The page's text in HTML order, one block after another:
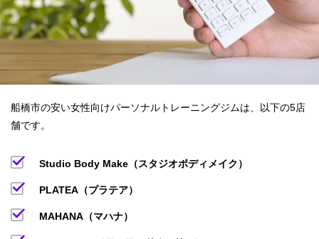
船橋市の安い女性向けパーソナルトレーニングジムは、以下の5店
舗です。
Studio Body Make（スタジオボディメイク）
PLATEA（プラテア）
MAHANA（マハナ）